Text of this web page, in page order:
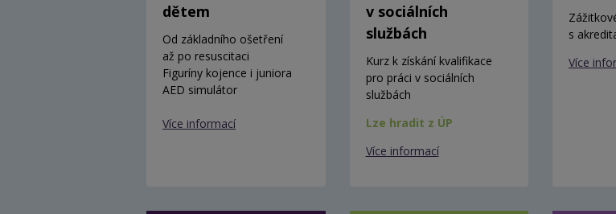
dětem
Od základního ošetření
až po resuscitaci
Figuríny kojence i juniora
AED simulátor
Více informací
v sociálních
službách
Kurz k získání kvalifikace
pro práci v sociálních
službách
Lze hradit z ÚP
Více informací
s
Více